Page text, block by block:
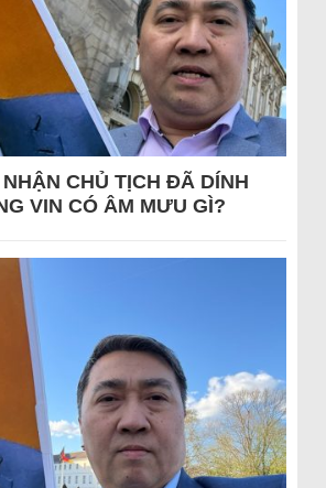
CHỦ TỊCH ĐÃ DÍNH
VIN CÓ ÂM MƯU GÌ?